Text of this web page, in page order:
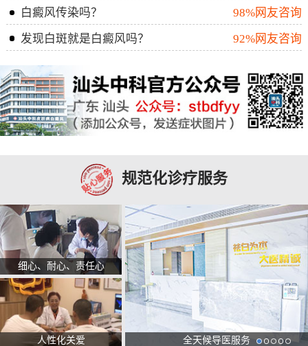
白癜风传染吗？
98%网友咨询
发现白斑就是白癜风吗？
92%网友咨询
规范化诊疗服务
细心、耐心、责任心
人性化关爱 全天候导医服务